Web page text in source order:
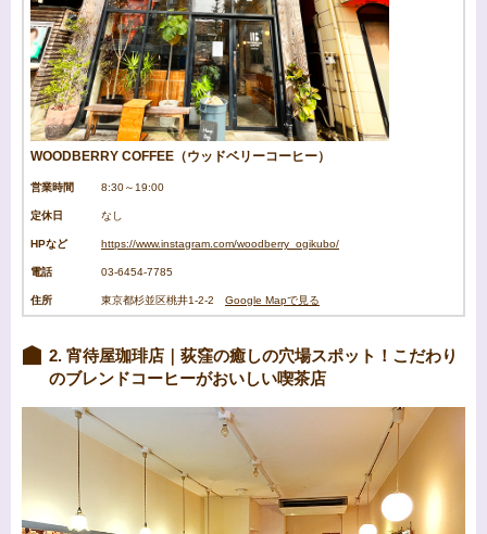
WOODBERRY COFFEE（ウッドベリーコーヒー）
営業時間 8:30～19:00
定休日 なし
HPなど https://www.instagram.com/woodberry_ogikubo/
電話 03-6454-7785
住所 東京都杉並区桃井1-2-2 Google Mapで見る
2. 宵待屋珈琲店｜荻窪の癒しの穴場スポット！こだわり
のブレンドコーヒーがおいしい喫茶店